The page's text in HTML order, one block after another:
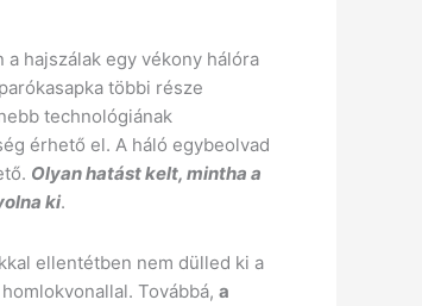
hajszálak egy vékony hálóra
többi része
technológiának
érhető el. A háló egybeolvad
Olyan hatást kelt, mintha a
ki.
ellentétben nem dülled ki a
Továbbá,a